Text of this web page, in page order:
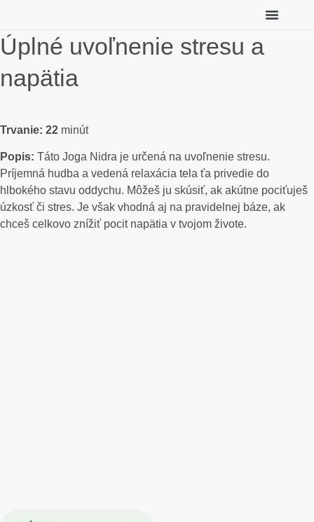
Úplné uvoľnenie stresu a
napätia
Trvanie: 22 minút
Popis: Táto Joga Nidra je určená na uvoľnenie stresu.
Príjemná hudba a vedená relaxácia tela ťa privedie do
hlbokého stavu oddychu. Môžeš ju skúsiť, ak akútne pociťuješ
úzkosť či stres. Je však vhodná aj na pravidelnej báze, ak
chceš celkovo znížiť pocit napätia v tvojom živote.